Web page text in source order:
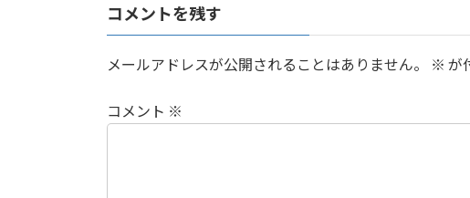
コメントを残す
メールアドレスが公開されることはありません。 ※ が
コメント ※